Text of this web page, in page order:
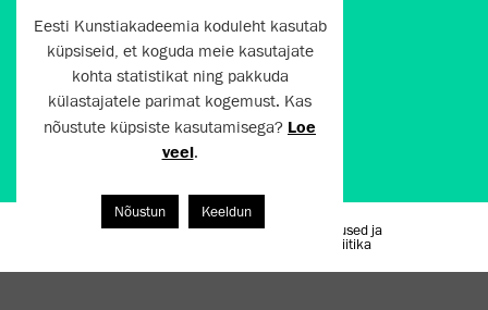
Põhja puiestee 7
Tallinn 10412
artun@artun.ee
+372 6267301
Liitu uudiskirjaga!
Kasutustingimused ja
privaatsuspoliitika
Eesti Kunstiakadeemia koduleht kasutab
küpsiseid, et koguda meie kasutajate
kohta statistikat ning pakkuda
külastajatele parimat kogemust. Kas
nõustute küpsiste kasutamisega? Loe
veel.
Nõustun Keeldun